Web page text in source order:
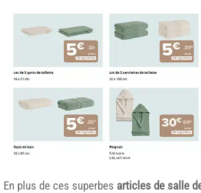
En plus de ces superbes articles de salle